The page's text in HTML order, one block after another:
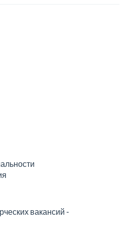
вакансий -